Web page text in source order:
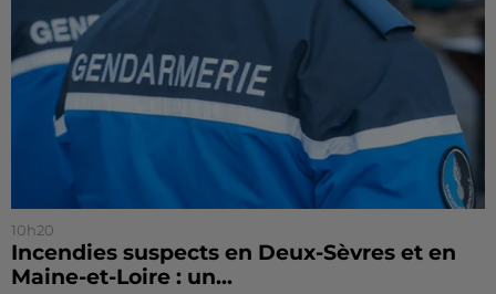
10h20
Incendies suspects en Deux-Sèvres et en
Maine-et-Loire : un...